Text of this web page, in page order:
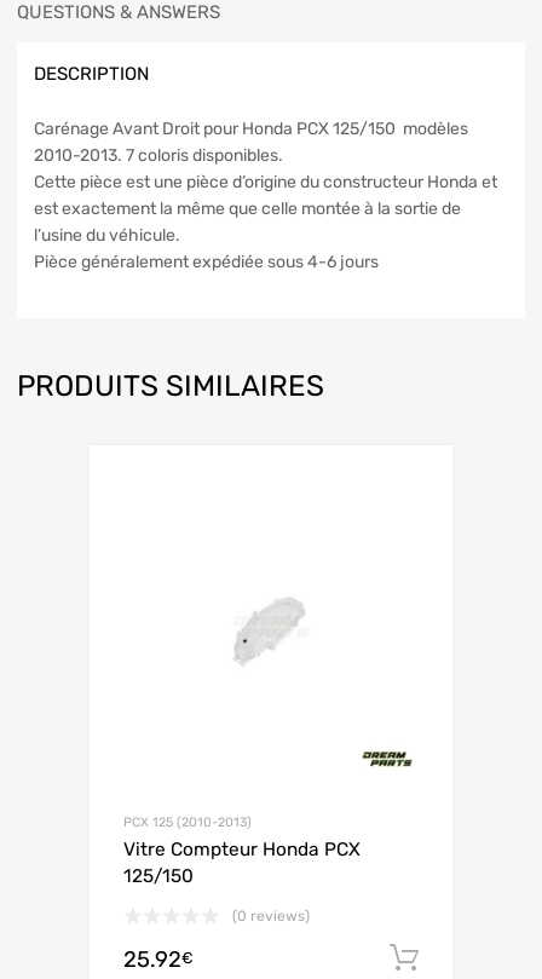
QUESTIONS & ANSWERS
DESCRIPTION
Carénage Avant Droit pour Honda PCX 125/150 modèles
2010-2013. 7 coloris disponibles.
Cette pièce est une pièce d’origine du constructeur Honda et
est exactement la même que celle montée à la sortie de
l’usine du véhicule.
Pièce généralement expédiée sous 4-6 jours
PRODUITS SIMILAIRES
PCX 125 (2010-2013)
Vitre Compteur Honda PCX
125/150
(0 reviews)
25.92€